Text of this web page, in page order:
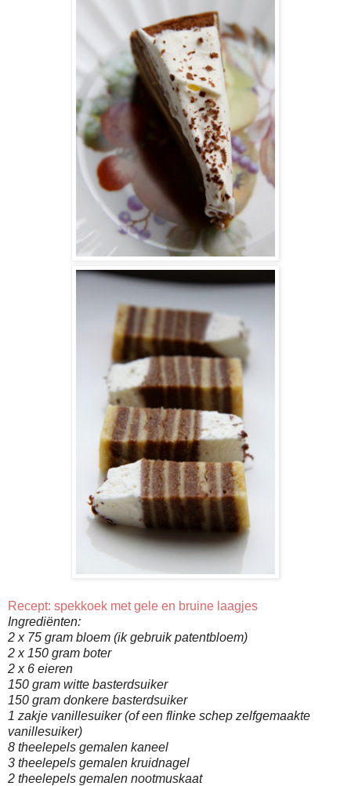
Recept: spekkoek met gele en bruine laagjes
Ingrediënten:
2 x 75 gram bloem (ik gebruik patentbloem)
2 x 150 gram boter
2 x 6 eieren
150 gram witte basterdsuiker
150 gram donkere basterdsuiker
1 zakje vanillesuiker (of een flinke schep zelfgemaakte
vanillesuiker)
8 theelepels gemalen kaneel
3 theelepels gemalen kruidnagel
2 theelepels gemalen nootmuskaat